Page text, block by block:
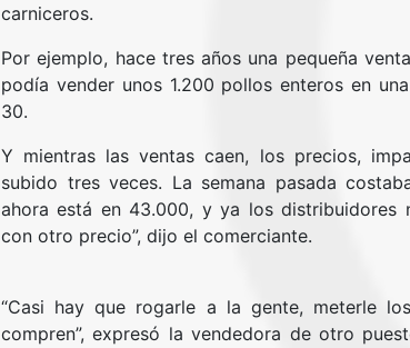
carniceros.
Por ejemplo, hace tres años una pequeña
podía vender unos 1.200 pollos enteros en
30.
Y mientras las ventas caen, los precios,
subido tres veces. La semana pasada
ahora está en 43.000, y ya los distribuidores
con otro precio”, dijo el comerciante.
“Casi hay que rogarle a la gente, meterle
compren”, expresó la vendedora de otro